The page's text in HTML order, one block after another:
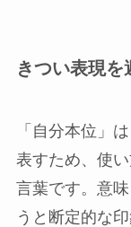
きつい表現を
「自分本位」
表すため、使
言葉です。意
うと断定的な